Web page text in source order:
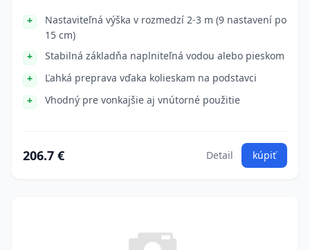
Nastaviteľná výška v rozmedzí 2-3 m (9 nastavení po
15 cm)
Stabilná základňa naplniteľná vodou alebo pieskom
Ľahká preprava vďaka kolieskam na podstavci
Vhodný pre vonkajšie aj vnútorné použitie
206.7 € Detail kúpiť